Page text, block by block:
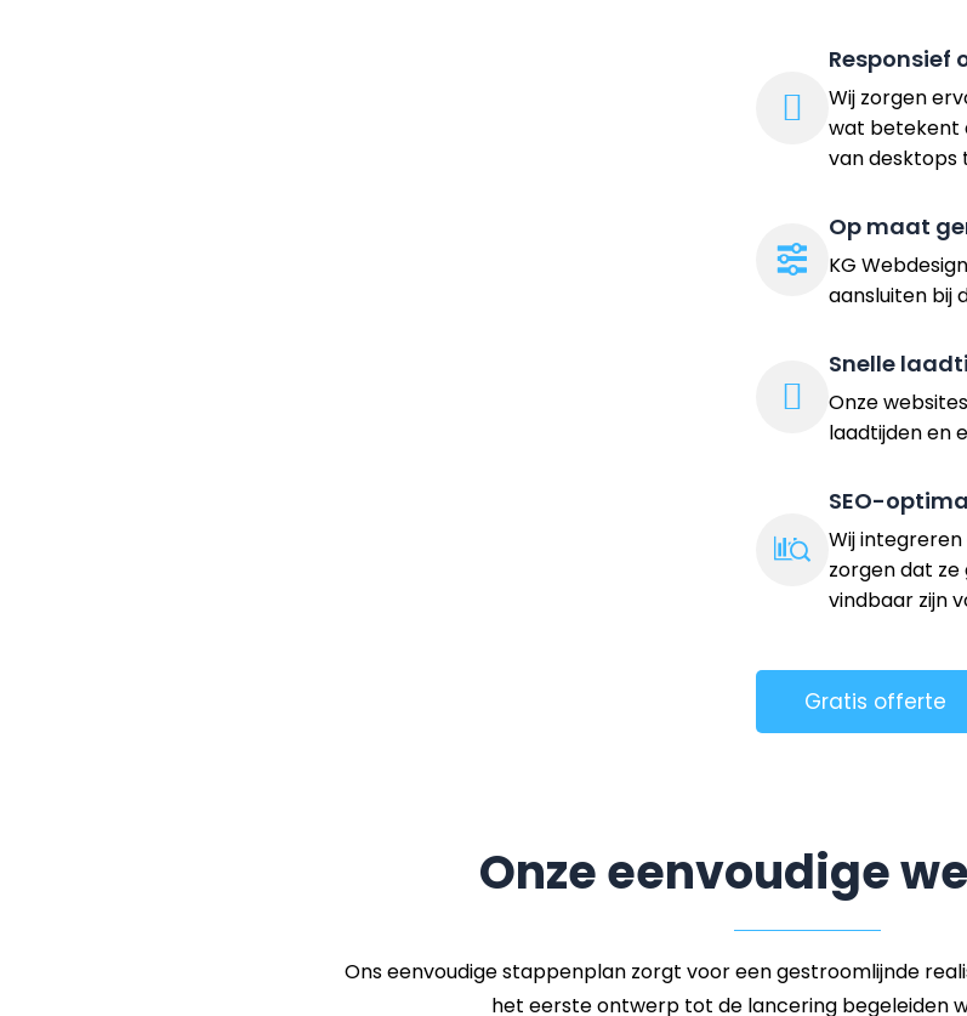
Responsief
Wij zorgen
wat betekent
van desktops
Op maat
KG
aansluiten bij
Snelle
Onze
laadtijden en
SEO-
Wij
zorgen dat
vindbaar zijn
Gratis offerte
Onze eenvoudige
Ons eenvoudige stappenplan zorgt voor een gestroomlijnde
het eerste ontwerp tot de lancering begeleiden